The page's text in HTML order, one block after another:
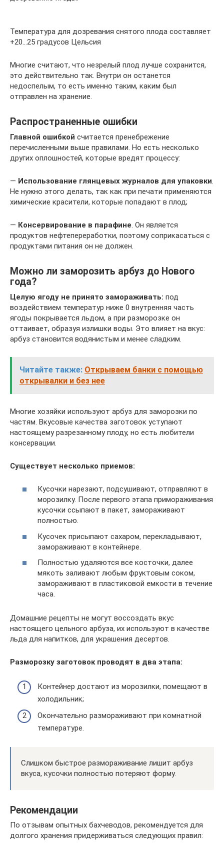
Температура для дозревания снятого плода составляет
+20…25 градусов Цельсия
Многие считают, что незрелый плод лучше сохранится,
это действительно так. Внутри он останется
недоспелым, то есть именно таким, каким был
отправлен на хранение.
Распространенные ошибки
Главной ошибкой считается пренебрежение
перечисленными выше правилами. Но есть несколько
других оплошностей, которые вредят процессу:
— Использование глянцевых журналов для упаковки.
Не нужно этого делать, так как при печати применяются
химические красители, которые попадают в плод;
— Консервирование в парафине. Он является
продуктов нефтепереработки, поэтому соприкасаться с
продуктами питания он не должен.
Можно ли заморозить арбуз до Нового
года?
Целую ягоду не принято замораживать: под
воздействием температур ниже 0 внутренняя часть
ягоды покрывается льдом, а при разморозке он
оттаивает, образуя излишки воды. Это влияет на вкус:
арбуз становится водянистым и менее сладким.
Читайте также: Открываем банки с помощью
открывалки и без нее
Многие хозяйки используют арбуз для заморозки по
частям. Вкусовые качества заготовок уступают
настоящему разрезанному плоду, но есть любители
консервации.
Существует несколько приемов:
Кусочки нарезают, подсушивают, отправляют в
морозилку. После первого этапа примораживания
кусочки ссыпают в пакет, замораживают
полностью.
Кусочек присыпают сахаром, перекладывают,
замораживают в контейнере.
Полностью удаляются все косточки, далее
мякоть заливают любым фруктовым соком,
замораживают в пластиковой емкости в течение
часа.
Домашние рецепты не могут воссоздать вкус
настоящего цельного арбуза, их используют в качестве
льда для напитков, для украшения десертов.
Разморозку заготовок проводят в два этапа:
Контейнер достают из морозилки, помещают в
холодильник;
Окончательно размораживают при комнатной
температуре.
Слишком быстрое размораживание лишит арбуз
вкуса, кусочки полностью потеряют форму.
Рекомендации
По отзывам опытных бахчеводов, рекомендуется для
долгого хранения придерживаться следующих правил: